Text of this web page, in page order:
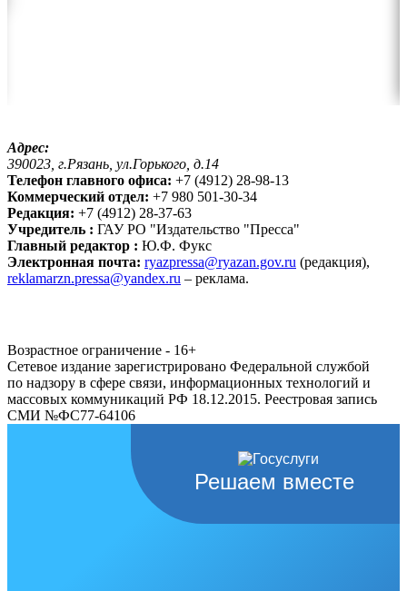
Адрес:
390023, г.Рязань, ул.Горького, д.14
Телефон главного офиса: +7 (4912) 28-98-13
Коммерческий отдел: +7 980 501-30-34
Редакция: +7 (4912) 28-37-63
Учредитель : ГАУ РО "Издательство "Пресса"
Главный редактор : Ю.Ф. Фукс
Электронная почта: ryazpressa@ryazan.gov.ru (редакция),
reklamarzn.pressa@yandex.ru – реклама.
Возрастное ограничение - 16+
Сетевое издание зарегистрировано Федеральной службой
по надзору в сфере связи, информационных технологий и
массовых коммуникаций РФ 18.12.2015. Реестровая запись
СМИ №ФС77-64106
Решаем вместе